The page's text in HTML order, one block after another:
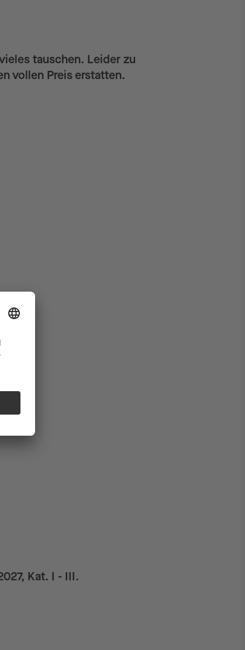
tauschen. Leider zu
vollen Preis erstatten.
Kat. I - III.